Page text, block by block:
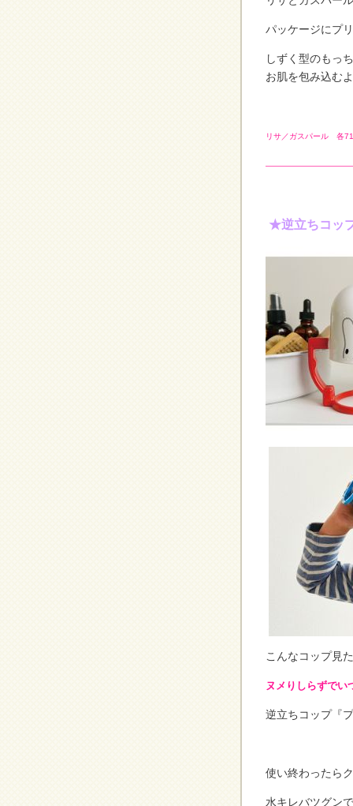
パッケージにプ
しずく型のもっ
お肌を包み込む
リサ／ガスパール 各
★逆立ちコッ
こんなコップ見
ヌメりしらずでい
逆立ちコップ『
使い終わったら
水キレバツグン